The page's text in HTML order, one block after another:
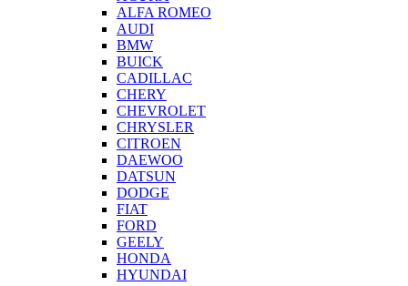
ALFA ROMEO
AUDI
BMW
BUICK
CADILLAC
CHERY
CHEVROLET
CHRYSLER
CITROEN
DAEWOO
DATSUN
DODGE
FIAT
FORD
GEELY
HONDA
HYUNDAI